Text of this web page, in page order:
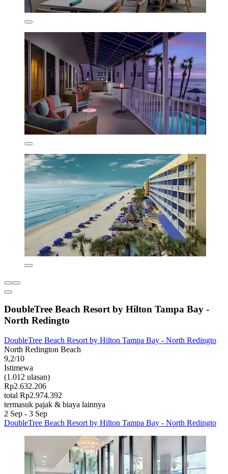
DoubleTree Beach Resort by Hilton Tampa Bay -
North Redingto
DoubleTree Beach Resort by Hilton Tampa Bay - North Redingto
North Redington Beach
9,2/10
Istimewa
(1.012 ulasan)
Rp2.632.206
total Rp2.974.392
termasuk pajak & biaya lainnya
2 Sep - 3 Sep
DoubleTree Beach Resort by Hilton Tampa Bay - North Redingto